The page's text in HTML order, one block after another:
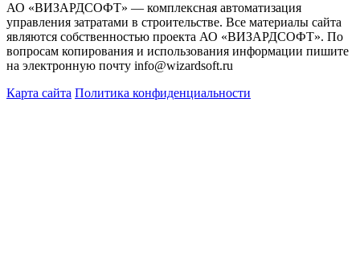
АО «ВИЗАРДСОФТ» — комплексная автоматизация
управления затратами в строительстве. Все материалы сайта
являются собственностью проекта АО «ВИЗАРДСОФТ». По
вопросам копирования и использования информации пишите
на электронную почту info@wizardsoft.ru
Карта сайта Политика конфиденциальности